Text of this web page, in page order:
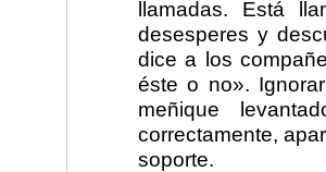
llamadas. Está
desesperes y
dice a los
éste o no».
meñique
correctamente,
soporte.